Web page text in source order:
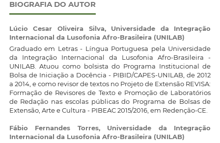
BIOGRAFIA DO AUTOR
Lúcio Cesar Oliveira Silva, Universidade da Integração
Internacional da Lusofonia Afro-Brasileira (UNILAB)
Graduado em Letras - Língua Portuguesa pela Universidade
da Integração Internacional da Lusofonia Afro-Brasileira -
UNILAB. Atuou como bolsista do Programa Institucional de
Bolsa de Iniciação a Docência - PIBID/CAPES-UNILAB, de 2012
a 2014, e como revisor de textos no Projeto de Extensão REVISA:
Formação de Revisores de Texto e Promoção de Laboratórios
de Redação nas escolas públicas do Programa de Bolsas de
Extensão, Arte e Cultura - PIBEAC 2015/2016, em Redenção-CE.
Fábio Fernandes Torres, Universidade da Integração
Internacional da Lusofonia Afro-Brasileira (UNILAB)